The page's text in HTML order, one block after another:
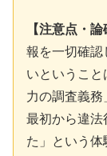
【注意点・論
報を一切確認
いというこ
力の調査義務
最初から違法
た」という